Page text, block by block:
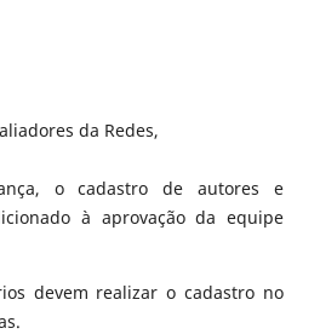
da Redes,
o cadastro de autores e
à aprovação da equipe
devem realizar o cadastro no